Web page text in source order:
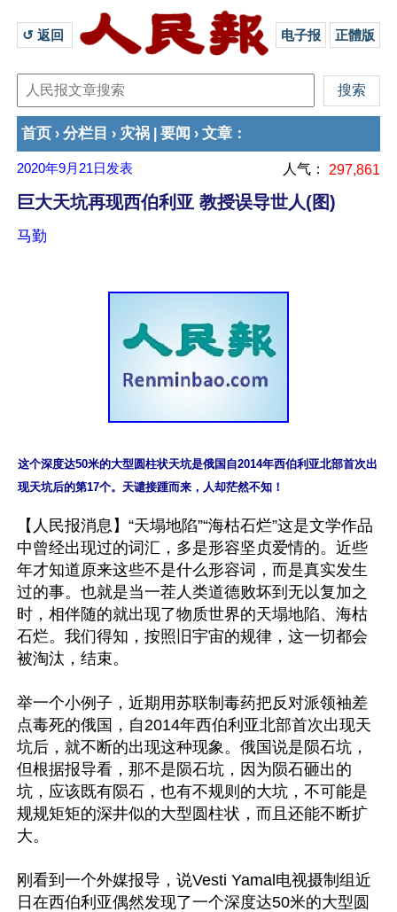
↺ 返回 电子报 正體版
首页 › 分栏目 › 灾祸 要闻 › 文章 ：
2020年9月21日 发表 人气： 297,861
巨大天坑再现西伯利亚 教授误导世人(图)
马勤
这个深度达50米的大型圆柱状天坑是俄国自2014年西伯利亚北部首次出
现天坑后的第17个。天谴接踵而来，人却茫然不知！
【人民报消息】“天塌地陷”“海枯石烂”这是文学作品
中曾经出现过的词汇，多是形容坚贞爱情的。近些
年才知道原来这些不是什么形容词，而是真实发生
过的事。也就是当一茬人类道德败坏到无以复加之
时，相伴随的就出现了物质世界的天塌地陷、海枯
石烂。我们得知，按照旧宇宙的规律，这一切都会
被淘汰，结束。
举一个小例子，近期用苏联制毒药把反对派领袖差
点毒死的俄国，自2014年西伯利亚北部首次出现天
坑后，就不断的出现这种现象。俄国说是陨石坑，
但根据报导看，那不是陨石坑，因为陨石砸出的
坑，应该既有陨石，也有不规则的大坑，不可能是
规规矩矩的深井似的大型圆柱状，而且还能不断扩
大。
刚看到一个外媒报导，说Vesti Yamal电视摄制组近
日在西伯利亚偶然发现了一个深度达50米的大型圆